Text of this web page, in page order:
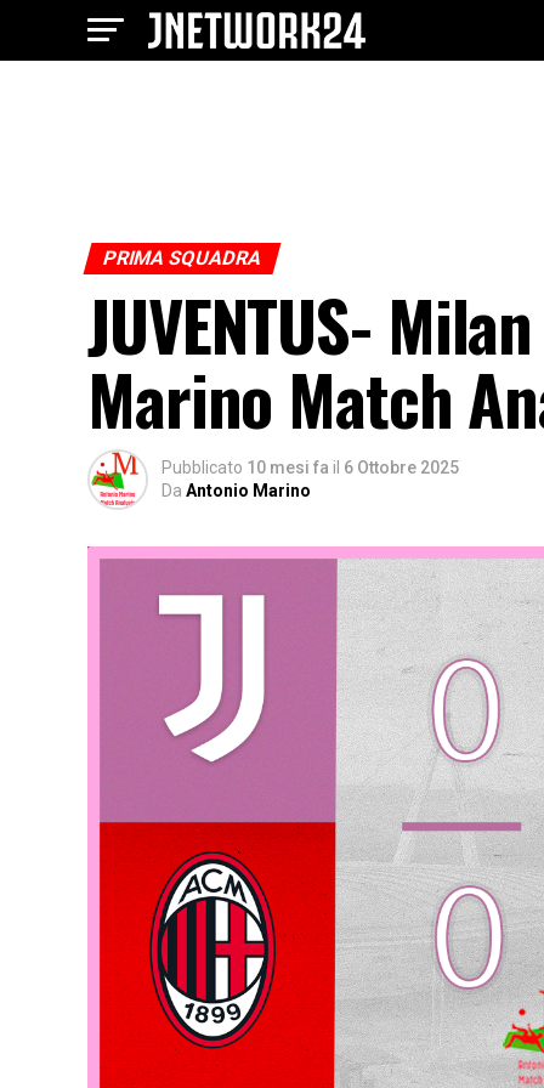
PRIMA SQUADRA
JUVENTUS-
Marino Match
Pubblicato 10 mesi fa il 6 Ottobre 2025
Da Antonio Marino